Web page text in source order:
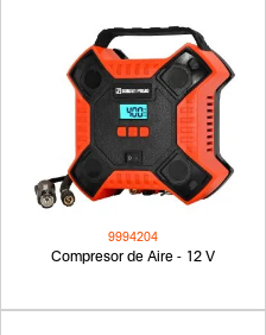
9994204
Compresor de Aire - 12 V